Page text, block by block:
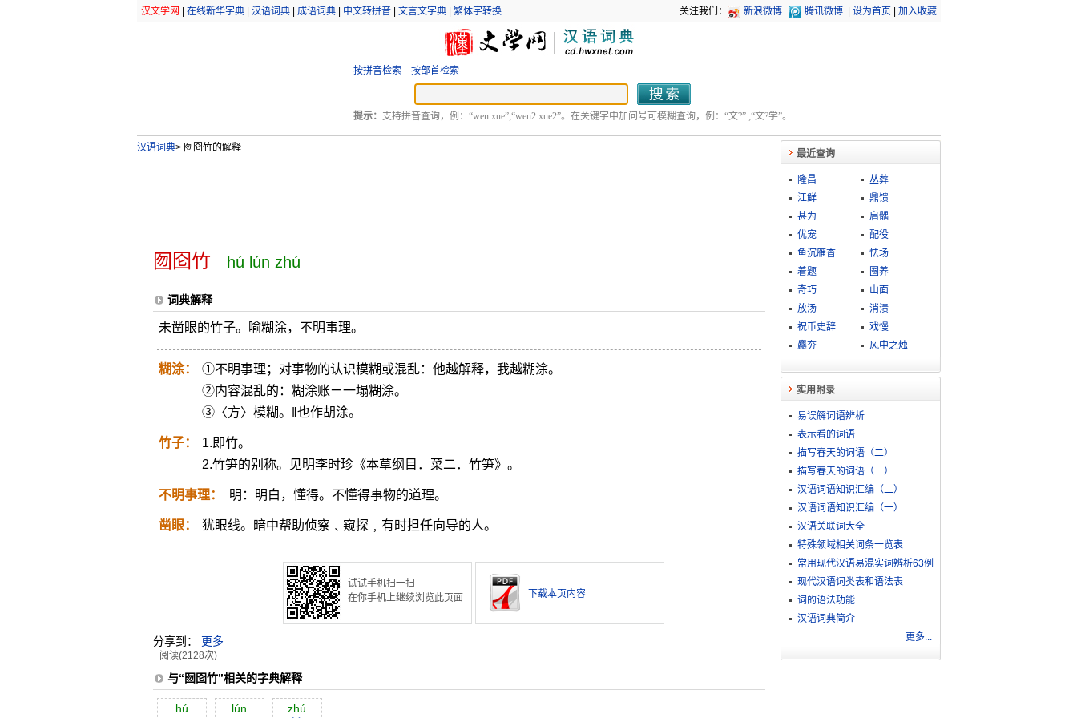
汉文学网 在线新华字典| 汉语词典| 成语词典| 中文转拼音| 文言文字典| 繁体字转换 关注我们： 新浪微博 腾讯微博 设为首页 加入收藏
按拼音检索 按部首检索
提示： 支持拼音查询，例：“wen xue”;“wen2 xue2”。在关键字中加问号可模糊查询，例：“文?” ;“文?学”。
汉语词典>囫囵竹的解释
囫囵竹 hú lún zhú
词典解释
未凿眼的竹子。喻糊涂，不明事理。
糊涂：
①不明事理；对事物的认识模糊或混乱：他越解释，我越糊涂。
②内容混乱的：糊涂账ㄧ一塌糊涂。
③〈方〉模糊。‖也作胡涂。
竹子：
1.即竹。
2.竹笋的别称。见明李时珍《本草纲目．菜二．竹笋》。
不明事理： 明：明白，懂得。不懂得事物的道理。
凿眼： 犹眼线。暗中帮助侦察﹑窥探﹐有时担任向导的人。
试试手机扫一扫
在你手机上继续浏览此页面
下载本页内容
分享到： 更多
阅读(2128次)
与“囫囵竹”相关的字典解释
hú lún zhú
最近查询
隆昌
丛葬
江鲜
鼎馈
甚为
肩髃
优宠
配役
鱼沉雁杳
怯场
着题
圈养
奇巧
山面
放汤
消溃
祝币史辞
戏慢
麤夯
风中之烛
实用附录
易误解词语辨析
表示看的词语
描写春天的词语（二）
描写春天的词语（一）
汉语词语知识汇编（二）
汉语词语知识汇编（一）
汉语关联词大全
特殊领域相关词条一览表
常用现代汉语易混实词辨析63例
现代汉语词类表和语法表
词的语法功能
汉语词典简介
更多...